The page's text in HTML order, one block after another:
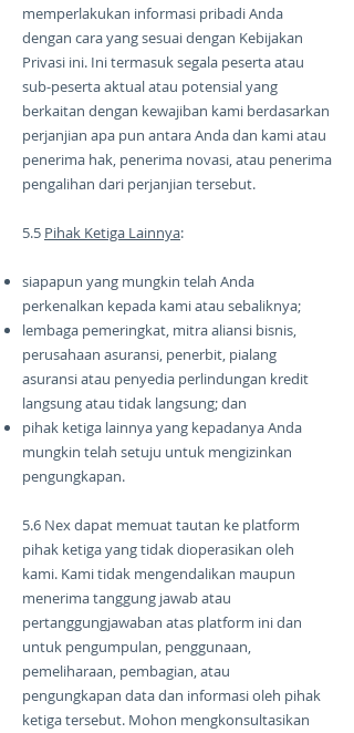
memperlakukan informasi pribadi Anda
dengan cara yang sesuai dengan Kebijakan
Privasi ini. Ini termasuk segala peserta atau
sub-peserta aktual atau potensial yang
berkaitan dengan kewajiban kami berdasarkan
perjanjian apa pun antara Anda dan kami atau
penerima hak, penerima novasi, atau penerima
pengalihan dari perjanjian tersebut.
5.5 Pihak Ketiga Lainnya:
siapapun yang mungkin telah Anda
perkenalkan kepada kami atau sebaliknya;
lembaga pemeringkat, mitra aliansi bisnis,
perusahaan asuransi, penerbit, pialang
asuransi atau penyedia perlindungan kredit
langsung atau tidak langsung; dan
pihak ketiga lainnya yang kepadanya Anda
mungkin telah setuju untuk mengizinkan
pengungkapan.
5.6 Nex dapat memuat tautan ke platform
pihak ketiga yang tidak dioperasikan oleh
kami. Kami tidak mengendalikan maupun
menerima tanggung jawab atau
pertanggungjawaban atas platform ini dan
untuk pengumpulan, penggunaan,
pemeliharaan, pembagian, atau
pengungkapan data dan informasi oleh pihak
ketiga tersebut. Mohon mengkonsultasikan